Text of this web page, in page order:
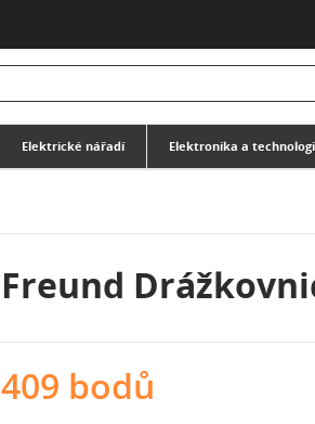
Elektrické nářadí Elektronika a
Freund
409 bodů